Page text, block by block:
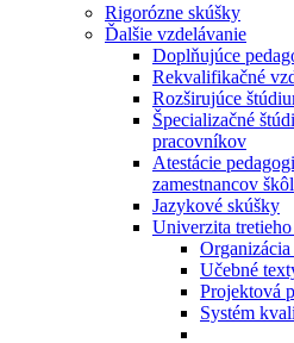
Rigorózne skúšky
Ďalšie vzdelávanie
Doplňujúce
Rekvalifikačné
Rozširujúce
Špecializačné
pracovníkov
Atestácie
zamestnancov škôl
Jazykové skúšky
Univerzita
Učebné
Projektová
Systém